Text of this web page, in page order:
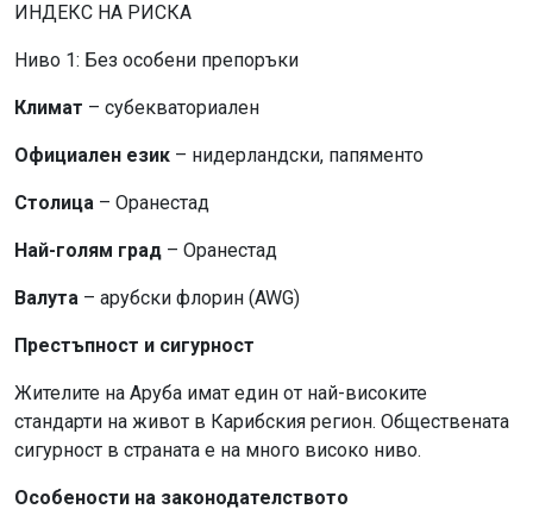
ИНДЕКС НА РИСКА
Ниво 1: Без особени препоръки
Климат – субекваториален
Официален език – нидерландски, папяменто
Столица – Оранестад
Най-голям град – Оранестад
Валута – арубски флорин (AWG)
Престъпност и сигурност
Жителите на Аруба имат един от най-високите
стандарти на живот в Карибския регион. Обществената
сигурност в страната е на много високо ниво.
Особености на законодателството